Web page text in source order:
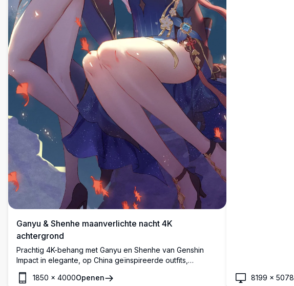
Ganyu & Shenhe maanverlichte nacht 4K
achtergrond
Prachtig 4K-behang met Ganyu en Shenhe van Genshin
Impact in elegante, op China geïnspireerde outfits,
geposeerd onder een gloeiende volle maan omringd door
levendige herfstbladeren in een adembenemend
1850 × 4000Openen 8199 ×5078